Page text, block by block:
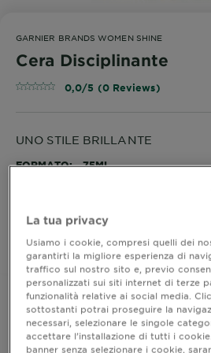
GARNIER BRANDS WOMEN SHINE
Cera Disciplinante
0,0/5 (0 Reviews)
UNO STILE BRILLANTE
FORMATO 75ML
Dove acquistare
Informazioni prodotto
La tua privacy
Usiamo i cookie, compresi quelli dei
garantirti la migliore esperienza di
traffico sul nostro sito e, previo
personalizzati sui siti internet di terze
funzionalità relative ai social media.
sottostanti potrai proseguire la
necessari, selezionare le singole
accettare l’installazione di tutti i
banner senza selezionare i cookie,